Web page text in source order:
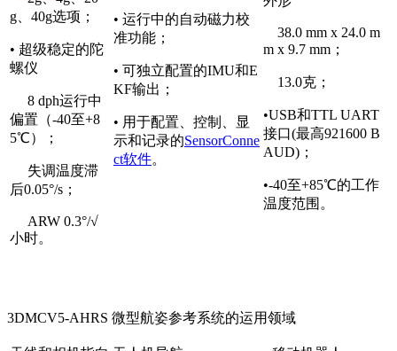
g、40g选项；
• 超级稳定的陀
螺仪
8 dph运行中
偏置（-40至+8
5℃）；
失调温度滞
后0.05°/s；
ARW 0.3°/√
小时。
• 运行中的自动磁力校
准功能；
• 可独立配置的IMU和E
KF输出；
• 用于配置、控制、显
示和记录的SensorConne
ct软件。
38.0 mm x 24.0 m
m x 9.7 mm；
13.0克；
•USB和TTL UART
接口(最高921600 B
AUD)；
•-40至+85℃的工作
温度范围。
3DMCV5-AHRS 微型航姿参考系统的运用领域